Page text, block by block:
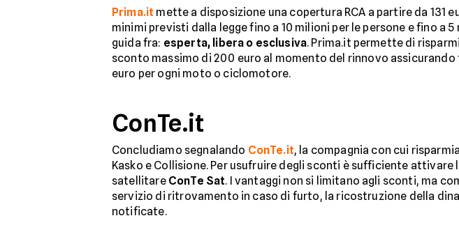
Prima.it mette a disposizione una copertura RCA a partire da 131
minimi previsti dalla legge fino a 10 milioni per le persone e fino a
guida fra: esperta, libera o esclusiva. Prima.it permette di
sconto massimo di 200 euro al momento del rinnovo
euro per ogni moto o ciclomotore.
ConTe.it
Concludiamo segnalando ConTe.it, la compagnia con cui
Kasko e Collisione. Per usufruire degli sconti è sufficiente attivare
satellitare ConTe Sat. I vantaggi non si limitano agli sconti, ma
servizio di ritrovamento in caso di furto, la ricostruzione della
notificate.